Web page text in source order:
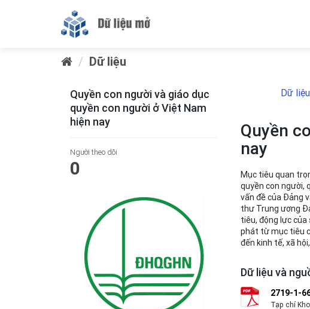
Dữ liệu
Quyền con người và giáo dục
quyền con người ở Việt Nam
hiện nay
Người theo dõi
0
Dữ liệu
Quyền
nay
Mục tiêu quan
quyền con người,
vấn đề của Đảng
thư Trung ương
tiêu, động lực
phát từ mục tiêu
đến kinh tế, xã
Dữ liệu và
2719-1-
Tạp chí